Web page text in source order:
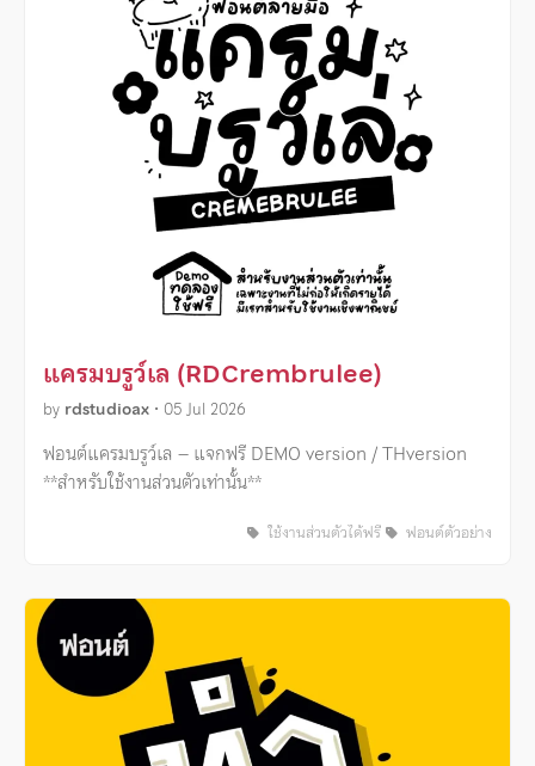
แครมบรูว์เล (RDCrembrulee)
by rdstudioax • 05 Jul 2026
ฟอนต์แครมบรูว์เล – แจกฟรี DEMO version / THversion
**สำหรับใช้งานส่วนตัวเท่านั้น**
ใช้งานส่วนตัวได้ฟรี ฟอนต์ตัวอย่าง